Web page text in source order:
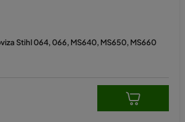
Stihl 064, 066, MS640, MS650, MS660